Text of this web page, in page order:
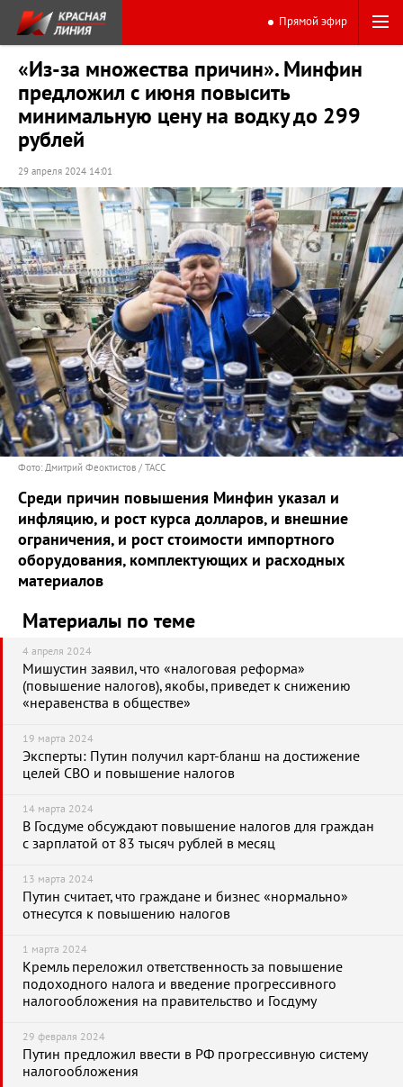
Прямой эфир
«Из-за множества причин». Минфин
предложил с июня повысить
минимальную цену на водку до 299
рублей
29 апреля 2024 14:01
Фото: Дмитрий Феоктистов / ТАСС
Среди причин повышения Минфин указал и
инфляцию, и рост курса долларов, и внешние
ограничения, и рост стоимости импортного
оборудования, комплектующих и расходных
материалов
Материалы по теме
4 апреля 2024
Мишустин заявил, что «налоговая реформа»
(повышение налогов), якобы, приведет к снижению
«неравенства в обществе»
19 марта 2024
Эксперты: Путин получил карт-бланш на достижение
целей СВО и повышение налогов
14 марта 2024
В Госдуме обсуждают повышение налогов для граждан
с зарплатой от 83 тысяч рублей в месяц
13 марта 2024
Путин считает, что граждане и бизнес «нормально»
отнесутся к повышению налогов
1 марта 2024
Кремль переложил ответственность за повышение
подоходного налога и введение прогрессивного
налогообложения на правительство и Госдуму
29 февраля 2024
Путин предложил ввести в РФ прогрессивную систему
налогообложения